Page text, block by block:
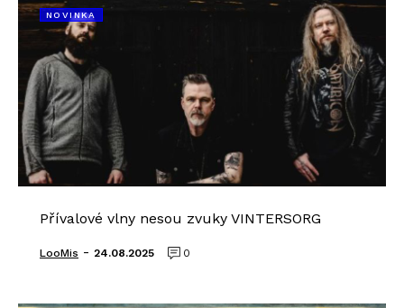
NOVINKA
Přívalové vlny nesou zvuky VINTERSORG
LooMis - 24.08.2025 0